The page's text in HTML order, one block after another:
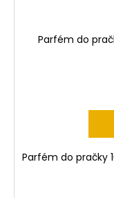
Parfém do
Parfém do pračky